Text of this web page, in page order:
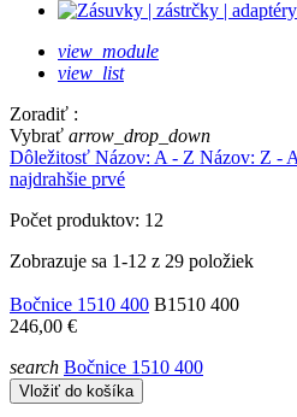
view_module
view_list
Zoradiť :
Vybrať arrow_drop_down
Dôležitosť Názov: A - Z Názov: Z - A
najdrahšie prvé
Počet produktov: 12
Zobrazuje sa 1-12 z 29 položiek
Bočnice 1510 400 B1510 400
246,00 €
search Bočnice 1510 400
Vložiť do košíka